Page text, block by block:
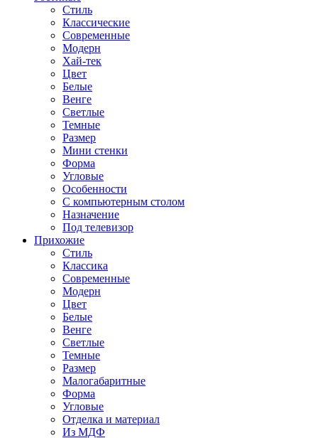
Стиль
Классические
Современные
Модерн
Хай-тек
Цвет
Белые
Венге
Светлые
Темные
Размер
Мини стенки
Форма
Угловые
Особенности
С компьютерным столом
Назначение
Под телевизор
Прихожие
Стиль
Классика
Современные
Модерн
Цвет
Белые
Венге
Светлые
Темные
Размер
Малогабаритные
Форма
Угловые
Отделка и материал
Из МДФ